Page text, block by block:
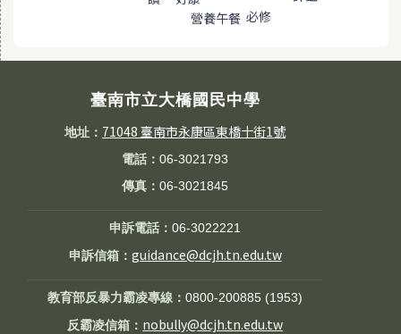
營養午餐 必修
臺南市立大橋國民中學
地址： 71048 臺南市永康區東橋十街1號
電話：06-3021793
傳真：06-3021845
申訴電話：06-3022221
申訴信箱： guidance@dcjh.tn.edu.tw
教育部反暴力霸凌專線：0800-200885 (1953)
反霸凌信箱： nobully@dcjh.tn.edu.tw